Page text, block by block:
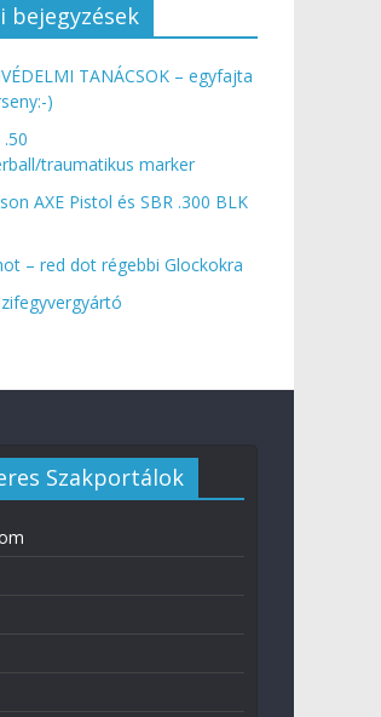
bejegyzések
TANÁCSOK – egyfajta
)
traumatikus marker
AXE Pistol és SBR .300 BLK
– red dot régebbi Glockokra
Szakportálok